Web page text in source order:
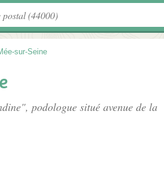
sur-Seine
podologue situé avenue de la